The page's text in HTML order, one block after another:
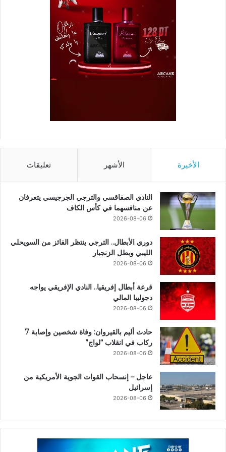
الأخيرة الأشهر تعليقات
النادي الصفاقسي والترجي الجرجيسي يتعرفان
عن منافسهما في كأس الكاف
2026-08-06
دوري الأبطال.. الترجي ينتظر الفائز من السويحلي
الليبي وبطل الزنجبار
2026-08-06
قرعة أبطال إفريقيا.. النادي الإفريقي يواجه
دجوليبا المالي
2026-08-06
حادث أليم بالقيروان: وفاة شخصين وإصابة 7
ركاب في انقلاب “لواج”
2026-08-06
عاجل – إنسحاب القوات الجوية الأمريكية من
إسرائيل
2026-08-06